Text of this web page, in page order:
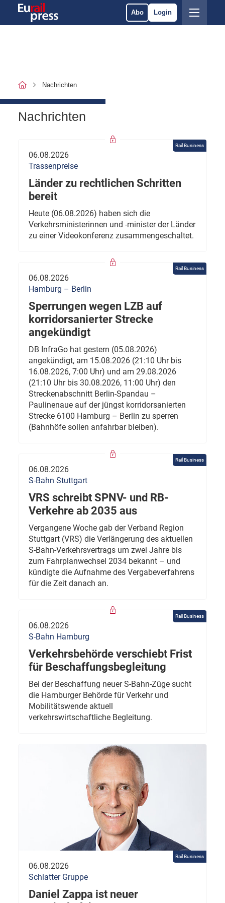
Abo Login
Nachrichten
Nachrichten
Rail Business
06.08.2026
Trassenpreise
Länder zu rechtlichen Schritten
bereit
Heute (06.08.2026) haben sich die
Verkehrsministerinnen und -minister der Länder
zu einer Videokonferenz zusammengeschaltet.
Rail Business
06.08.2026
Hamburg – Berlin
Sperrungen wegen LZB auf
korridorsanierter Strecke
angekündigt
DB InfraGo hat gestern (05.08.2026)
angekündigt, am 15.08.2026 (21:10 Uhr bis
16.08.2026, 7:00 Uhr) und am 29.08.2026
(21:10 Uhr bis 30.08.2026, 11:00 Uhr) den
Streckenabschnitt Berlin-Spandau –
Paulinenaue auf der jüngst korridorsanierten
Strecke 6100 Hamburg – Berlin zu sperren
(Bahnhöfe sollen anfahrbar bleiben).
Rail Business
06.08.2026
S-Bahn Stuttgart
VRS schreibt SPNV- und RB-
Verkehre ab 2035 aus
Vergangene Woche gab der Verband Region
Stuttgart (VRS) die Verlängerung des aktuellen
S-Bahn-Verkehrsvertrags um zwei Jahre bis
zum Fahrplanwechsel 2034 bekannt – und
kündigte die Aufnahme des Vergabeverfahrens
für die Zeit danach an.
Rail Business
06.08.2026
S-Bahn Hamburg
Verkehrsbehörde verschiebt Frist
für Beschaffungsbegleitung
Bei der Beschaffung neuer S-Bahn-Züge sucht
die Hamburger Behörde für Verkehr und
Mobilitätswende aktuell
verkehrswirtschaftliche Begleitung.
Rail Business
06.08.2026
Schlatter Gruppe
Daniel Zappa ist neuer